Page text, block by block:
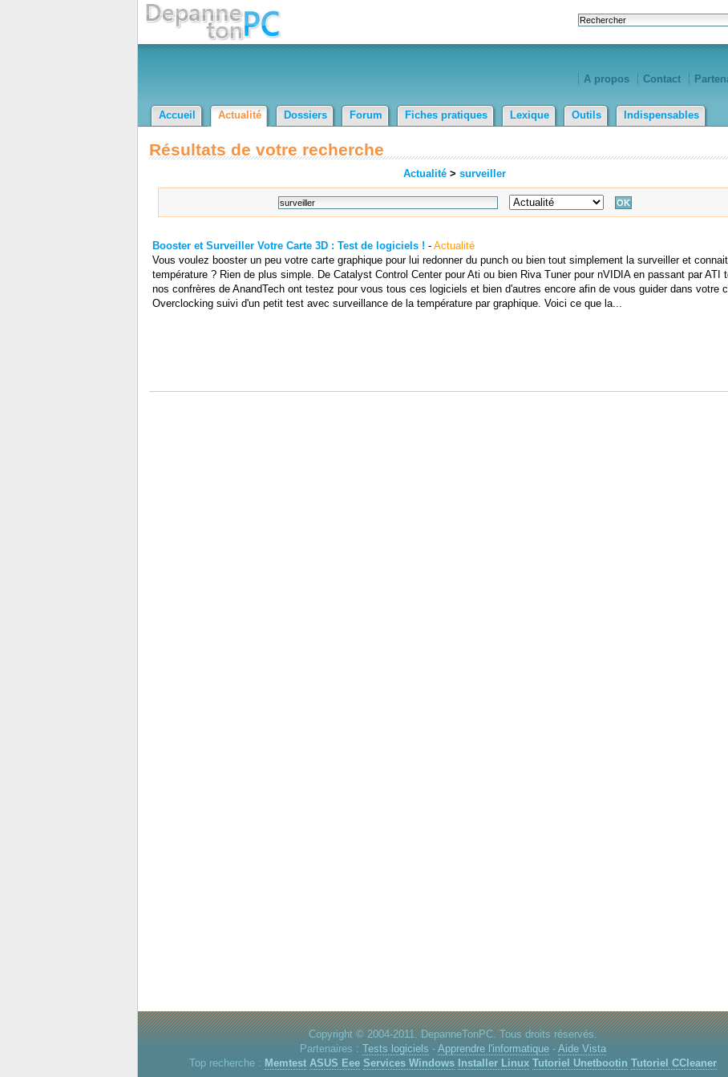
A propos Contact
Accueil Actualité Dossiers Forum Fiches pratiques Lexique Outils Indispensables
Résultats de votre recherche
Actualité > surveiller
Booster et Surveiller Votre Carte 3D : Test de logiciels ! - Actualité
Vous voulez booster un peu votre carte graphique pour lui redonner du punch ou bien tout simplement la surveiller et
température ? Rien de plus simple. De Catalyst Control Center pour Ati ou bien Riva Tuner pour nVIDIA en passant par ATI
nos confrères de AnandTech ont testez pour vous tous ces logiciels et bien d'autres encore afin de vous guider dans votre
Overclocking suivi d'un petit test avec surveillance de la température par graphique. Voici ce que la...
Copyright © 2004-2011. DepanneTonPC. Tous droits réservés.
Partenaires : Tests logiciels - Apprendre l'informatique- Aide Vista
Top recherche : Memtest ASUS Eee Services Windows Installer Linux Tutoriel Unetbootin Tutoriel CCleaner